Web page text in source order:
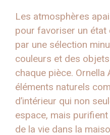
Les atmosphères
pour favoriser un état
par une sélection
couleurs et des
chaque pièce.
éléments naturels
d’intérieur qui non
espace, mais
de la vie dans la